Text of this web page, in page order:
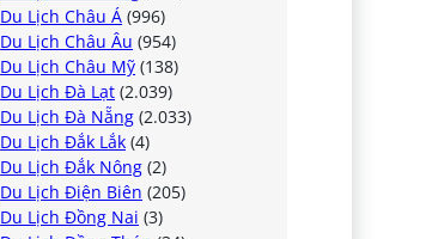
Du Lịch Châu Á (996)
Du Lịch Châu Âu (954)
Du Lịch Châu Mỹ (138)
Du Lịch Đà Lạt (2.039)
Du Lịch Đà Nẵng (2.033)
Du Lịch Đắk Lắk (4)
Du Lịch Đắk Nông (2)
Du Lịch Điện Biên (205)
Du Lịch Đồng Nai (3)